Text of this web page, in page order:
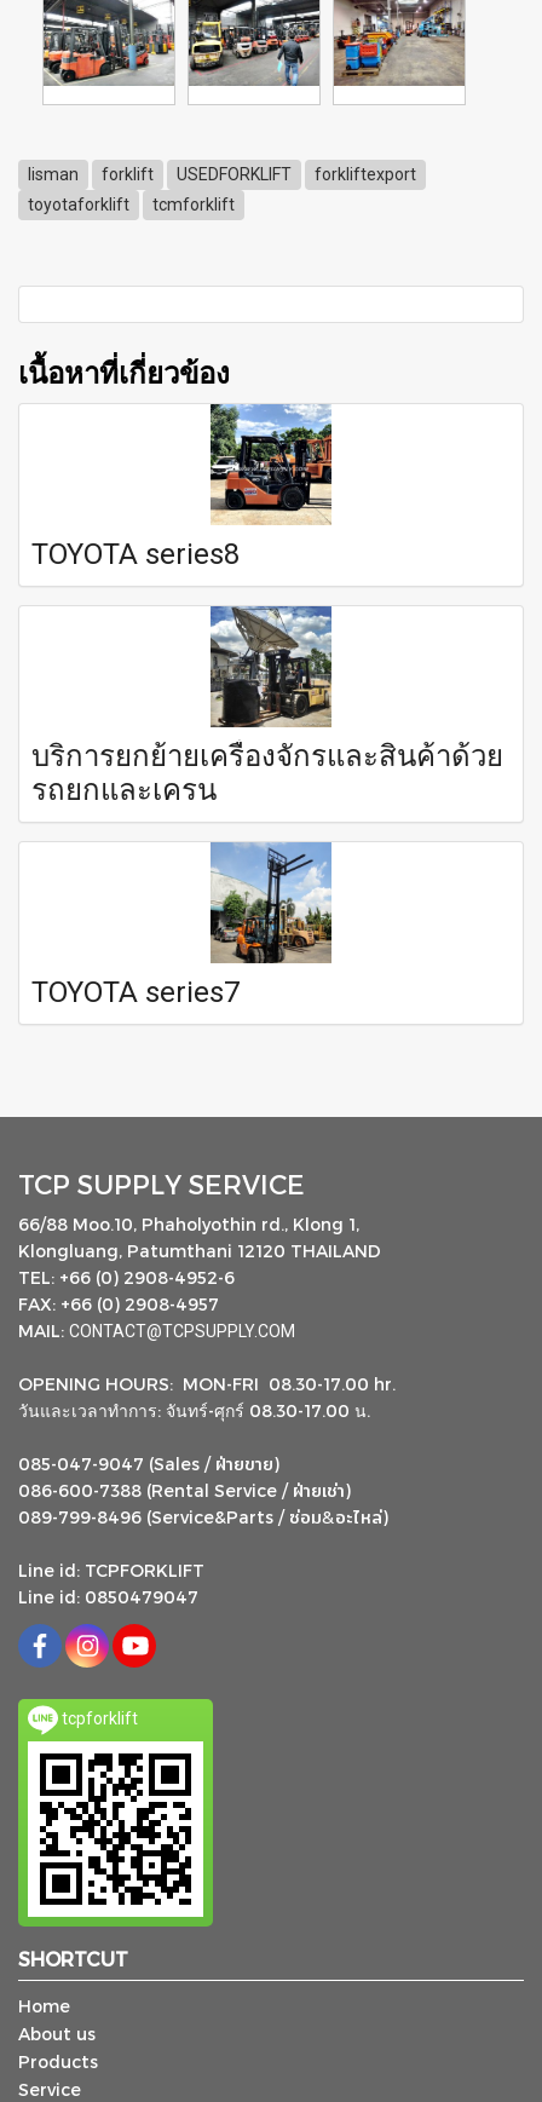
lisman forklift USEDFORKLIFT
forkliftexport
toyotaforklift
tcmforklift
เนื้อหาที่เกี่ยวข้อง
TOYOTA series8
บริการยกย้ายเครื่องจักรและสินค้าด้วย
รถยกและเครน
TOYOTA series7
TCP SUPPLY SERVICE
66/88 Moo.10, Phaholyothin rd., Klong 1,
Klongluang, Patumthani 12120 THAILAND
TEL: +66 (0) 2908-4952-6
FAX: +66 (0) 2908-4957
MAIL: CONTACT@TCPSUPPLY.COM
OPENING HOURS: MON-FRI 08.30-17.00 hr.
วันและเวลาทำการ: จันทร์-ศุกร์ 08.30-17.00 น.
085-047-9047 (Sales / ฝ่ายขาย)
086-600-7388 (Rental Service / ฝ่ายเช่า)
089-799-8496 (Service&Parts / ซ่อม&อะไหล่)
Line id: TCPFORKLIFT
Line id: 0850479047
tcpforklift
SHORTCUT
Home
About us
Products
Service